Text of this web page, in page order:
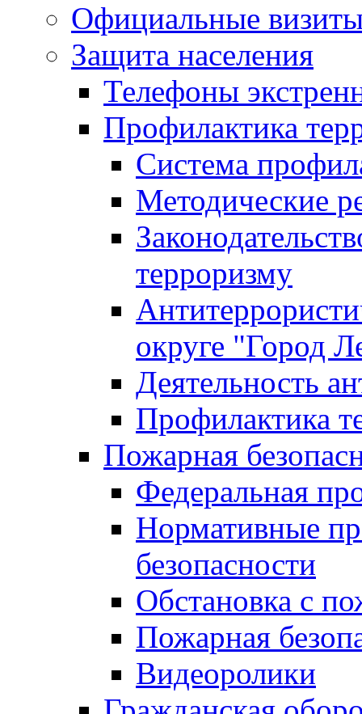
Официальные
Защита населения
Телефоны
Профилактика
Система
Методические
терроризму
округе "Город
Деятельность
Профилактика
Пожарная
Федеральная
Нормативные
безопасности
Обстановка с
Пожарная
Видеоролики